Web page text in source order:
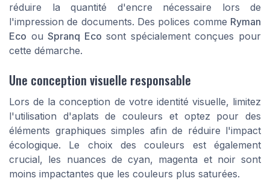
réduire la quantité d'encre nécessaire lors de
l'impression de documents. Des polices comme Ryman
Eco ouSpranq Eco sont spécialement conçues pour
cette démarche.
Une conception visuelle responsable
Lors de la conception de votre identité visuelle, limitez
l'utilisation d'aplats de couleurs et optez pour des
éléments graphiques simples afin de réduire l'impact
écologique. Le choix des couleurs est également
crucial, les nuances de cyan, magenta et noirsont
moins impactantes que les couleurs plus saturées.